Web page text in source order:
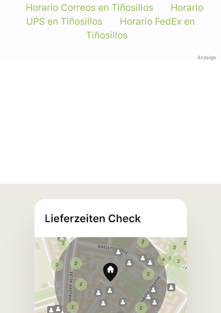
Horario Correos en Tiñosillos
Horario
UPS en Tiñosillos
Horario FedEx en
Tiñosillos
Anzeige